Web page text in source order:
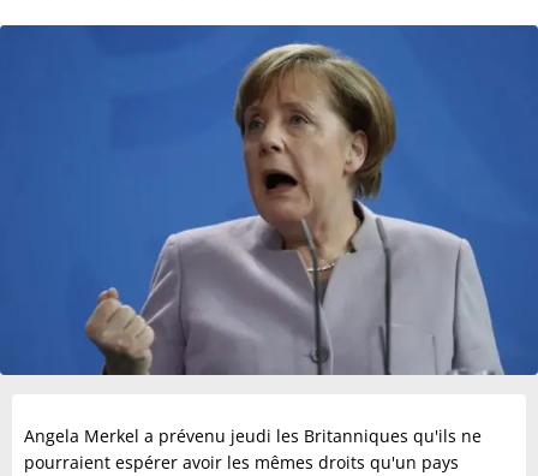
Angela Merkel a prévenu jeudi les Britanniques qu'ils ne
pourraient espérer avoir les mêmes droits qu'un pays